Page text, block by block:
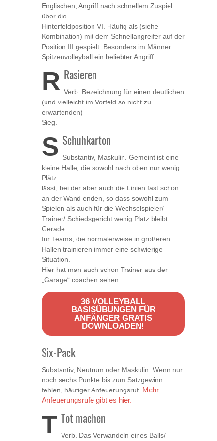
Englischen, Angriff nach schnellem Zuspiel
über die
Hinterfeldposition VI. Häufig als (siehe
Kombination) mit dem Schnellangreifer auf der
Position III gespielt. Besonders im Männer
Spitzenvolleyball ein beliebter Angriff.
R Rasieren
Verb. Bezeichnung für einen deutlichen
(und vielleicht im Vorfeld so nicht zu
erwartenden)
Sieg.
S Schuhkarton
Substantiv, Maskulin. Gemeint ist eine
kleine Halle, die sowohl nach oben nur wenig
Plätz
lässt, bei der aber auch die Linien fast schon
an der Wand enden, so dass sowohl zum
Spielen als auch für die Wechselspieler/
Trainer/ Schiedsgericht wenig Platz bleibt.
Gerade
für Teams, die normalerweise in größeren
Hallen trainieren immer eine schwierige
Situation.
Hier hat man auch schon Trainer aus der
„Garage“ coachen sehen…
36 VOLLEYBALL
BASISÜBUNGEN FÜR
ANFÄNGER GRATIS
DOWNLOADEN!
Six-Pack
Substantiv, Neutrum oder Maskulin. Wenn nur
noch sechs Punkte bis zum Satzgewinn
fehlen, häufiger Anfeuerungsruf.
Mehr
Anfeuerungsrufe gibt es hier.
T Tot machen
Verb. Das Verwandeln eines Balls/